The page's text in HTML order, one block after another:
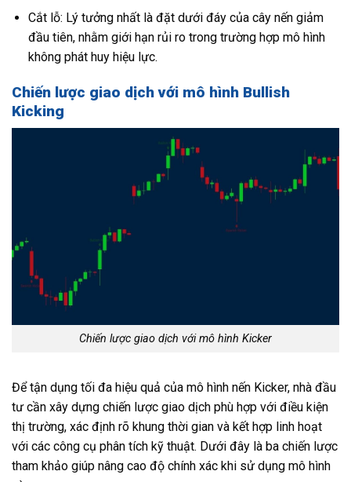
Cắt lỗ: Lý tưởng nhất là đặt dưới đáy của cây nến giảm
đầu tiên, nhằm giới hạn rủi ro trong trường hợp mô hình
không phát huy hiệu lực.
Chiến lược giao dịch với mô hình Bullish
Kicking
Chiến lược giao dịch với mô hình Kicker
Để tận dụng tối đa hiệu quả của mô hình nến Kicker, nhà đầu
tư cần xây dựng chiến lược giao dịch phù hợp với điều kiện
thị trường, xác định rõ khung thời gian và kết hợp linh hoạt
với các công cụ phân tích kỹ thuật. Dưới đây là ba chiến lược
tham khảo giúp nâng cao độ chính xác khi sử dụng mô hình